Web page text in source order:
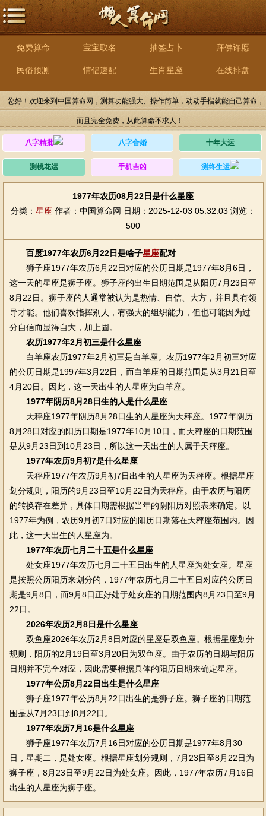
免费算命 宝宝取名 抽签占卜 拜佛许愿
民俗预测 情侣速配 生肖星座 在线排盘
您好！欢迎来到中国算命网，测算功能强大、操作简单，动动手指就能自己算命，
而且完全免费，从此算命不求人！
八字精批 八字合婚 十年大运
测桃花运 手机吉凶 测终生运
1977年农历08月22日是什么星座
分类： 星座 作者：中国算命网 日期：2025-12-03 05:32:03 浏览：
500
百度1977年农历6月22日是啥子星座配对
狮子座1977年农历6月22日对应的公历日期是1977年8月6日，
这一天的星座是狮子座。狮子座的出生日期范围是从阳历7月23日至
8月22日。狮子座的人通常被认为是热情、自信、大方，并且具有领
导才能。他们喜欢指挥别人，有强大的组织能力，但也可能因为过
分自信而显得自大，加上固。
农历1977年2月初三是什么星座
白羊座农历1977年2月初三是白羊座。农历1977年2月初三对应
的公历日期是1997年3月22日，而白羊座的日期范围是从3月21日至
4月20日。因此，这一天出生的人星座为白羊座。
1977年阴历8月28日生的人是什么星座
天秤座1977年阴历8月28日生的人星座为天秤座。1977年阴历
8月28日对应的阳历日期是1977年10月10日，而天秤座的日期范围
是从9月23日到10月23日，所以这一天出生的人属于天秤座。
1977年农历9月初7是什么星座
天秤座1977年农历9月初7日出生的人星座为天秤座。根据星座
划分规则，阳历的9月23日至10月22日为天秤座。由于农历与阳历
的转换存在差异，具体日期需根据当年的阴阳历对照表来确定。以
1977年为例，农历9月初7日对应的阳历日期落在天秤座范围内。因
此，这一天出生的人星座为。
1977年农历七月二十五是什么星座
处女座1977年农历七月二十五日出生的人星座为处女座。星座
是按照公历阳历来划分的，1977年农历七月二十五日对应的公历日
期是9月8日，而9月8日正好处于处女座的日期范围内8月23日至9月
22日。
2026年农历2月8日是什么星座
双鱼座2026年农历2月8日对应的星座是双鱼座。根据星座划分
规则，阳历的2月19日至3月20日为双鱼座。由于农历的日期与阳历
日期并不完全对应，因此需要根据具体的阳历日期来确定星座。
1977年公历8月22日出生是什么星座
狮子座1977年公历8月22日出生的是狮子座。狮子座的日期范
围是从7月23日到8月22日。
1977年农历7月16是什么星座
狮子座1977年农历7月16日对应的公历日期是1977年8月30
日，星期二，是处女座。根据星座划分规则，7月23日至8月22日为
狮子座，8月23日至9月22日为处女座。因此，1977年农历7月16日
出生的人星座为狮子座。